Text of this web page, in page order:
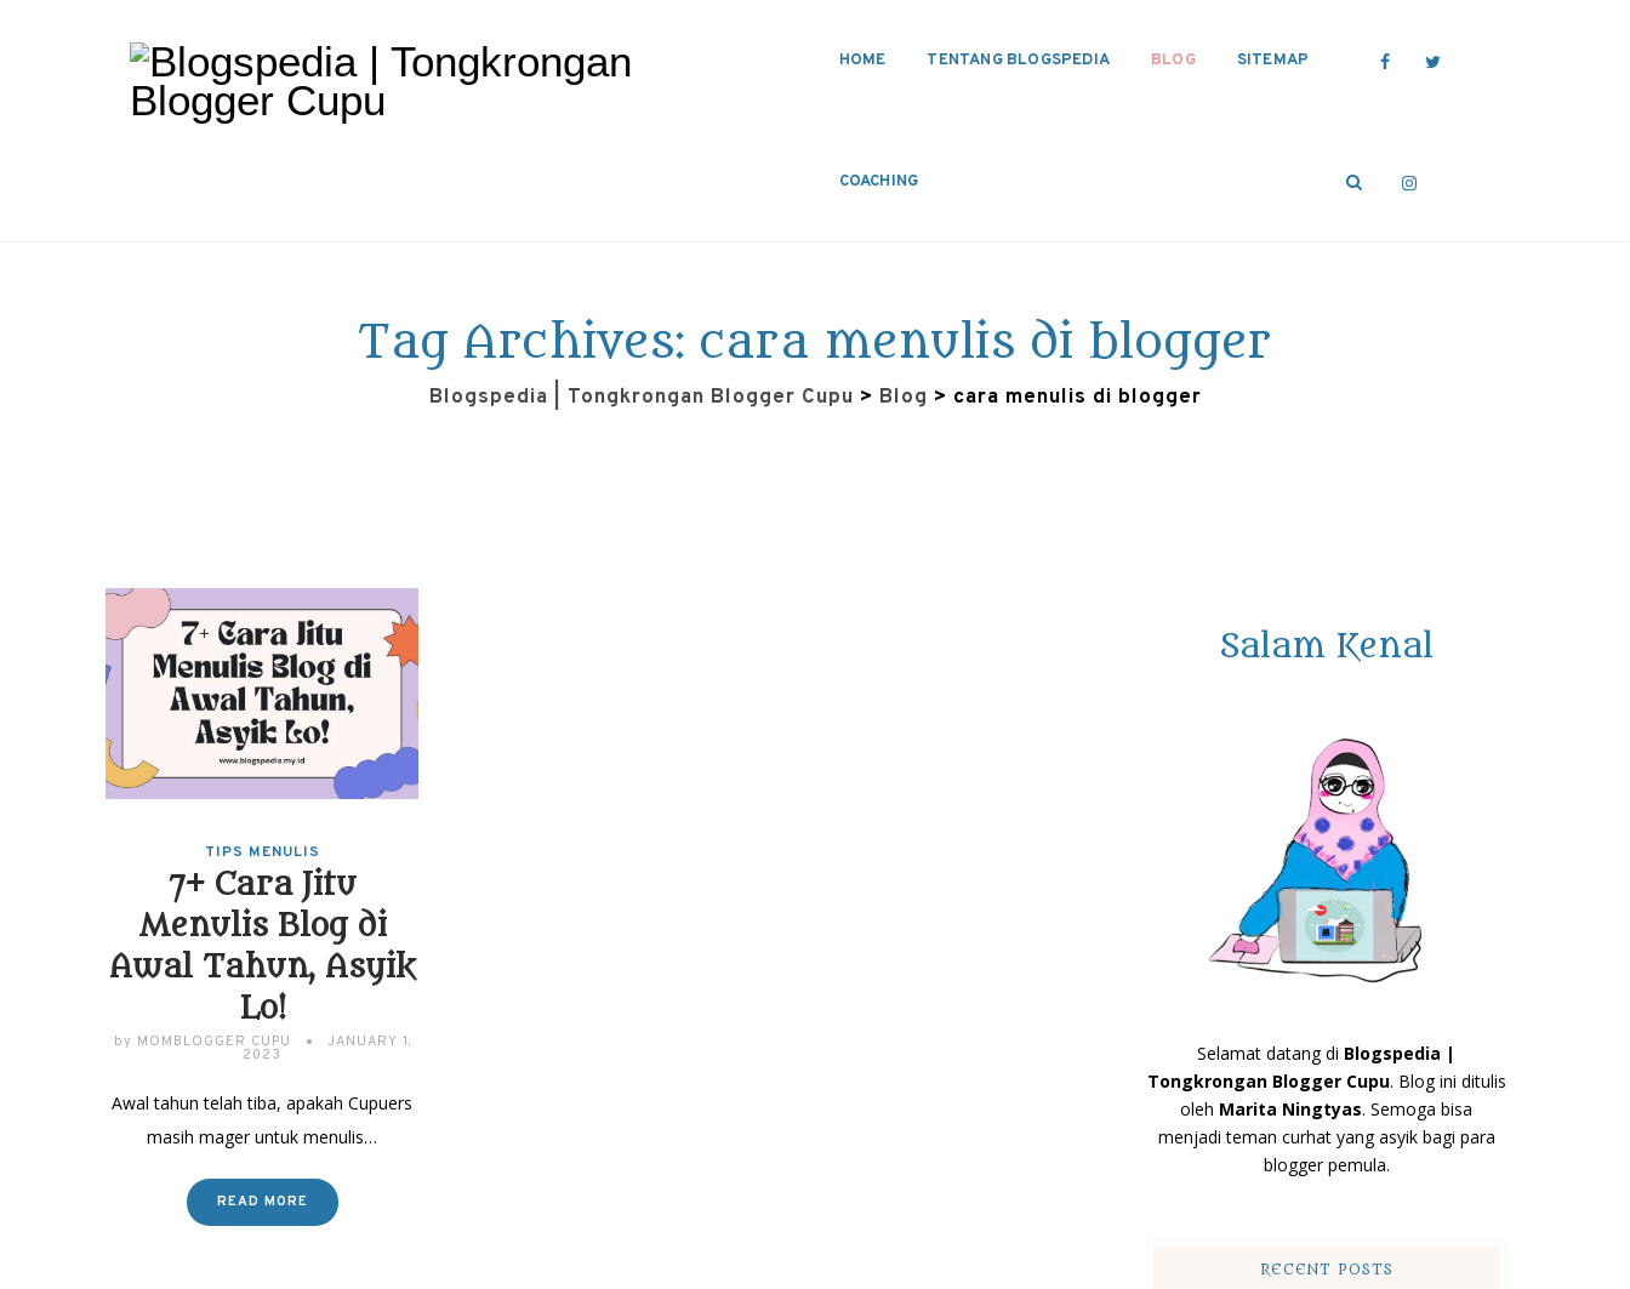
HOME TENTANG BLOGSPEDIA BLOG SITEMAP
COACHING
Tag Archives: cara menulis di blogger
Blogspedia | Tongkrongan Blogger Cupu > Blog > cara menulis di blogger
TIPS MENULIS
7+ Cara Jitu
Menulis Blog di
Awal Tahun, Asyik
Lo!
by MOMBLOGGER CUPU JANUARY 1,
2023
Awal tahun telah tiba, apakah Cupuers
masih mager untuk menulis…
READ MORE
Salam Kenal
Selamat datang di Blogspedia |
Tongkrongan Blogger Cupu. Blog ini ditulis
oleh Marita Ningtyas. Semoga bisa
menjadi teman curhat yang asyik bagi para
blogger pemula.
RECENT POSTS